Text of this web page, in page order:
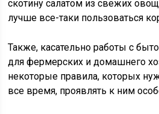
скотину салатом из свежих
лучше все-таки пользоваться
Также, касательно работы с
для фермерских и домашнего
некоторые правила, которых
все время, проявлять к ним